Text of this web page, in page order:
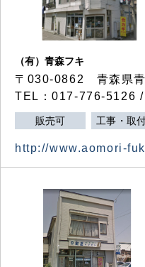
（有）青森フキ
〒030-0862 青森県
TEL：017-776-5126
販売可 工事・取
http://www.aomori-